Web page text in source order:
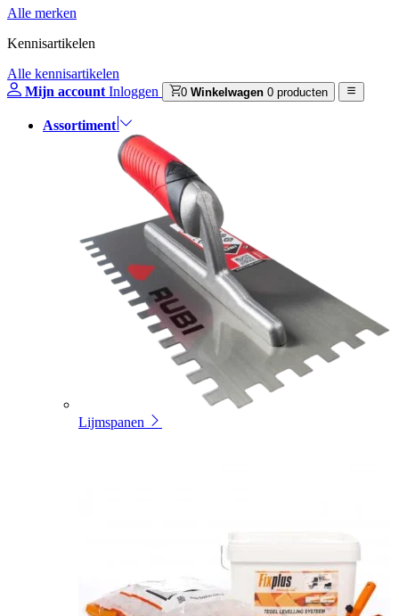
Alle merken
Kennisartikelen
Alle kennisartikelen
Mijn account Inloggen 0 Winkelwagen 0 producten
Assortiment
Lijmspanen